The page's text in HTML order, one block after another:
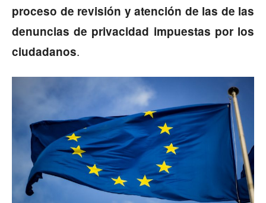
proceso de revisión y atención de las de las
denuncias de privacidad impuestas por los
ciudadanos.